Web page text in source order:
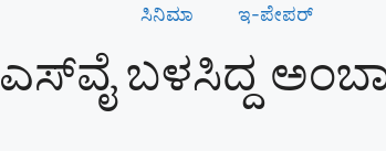
ಸಿನಿಮಾ ಇ-ಪೇಪರ್
ಬಳಸಿದ್ದ